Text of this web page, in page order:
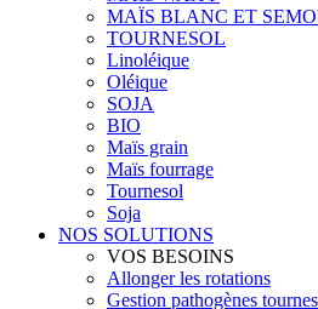
MAÏS BLANC ET
TOURNESOL
Linoléique
Oléique
SOJA
BIO
Maïs grain
Maïs fourrage
Tournesol
Soja
NOS SOLUTIONS
VOS BESOINS
Allonger les rotations
Gestion pathogènes